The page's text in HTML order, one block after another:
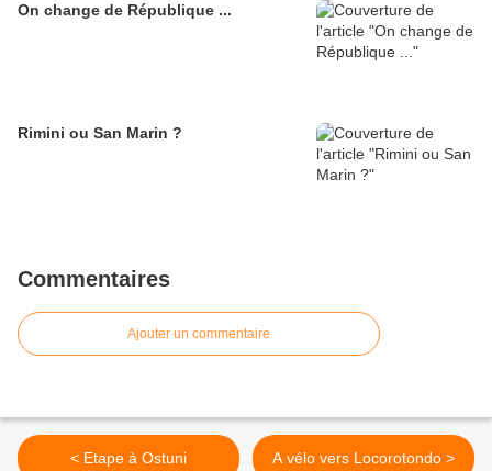
On change de République ...
Rimini ou San Marin ?
Commentaires
Ajouter un commentaire
< Etape à Ostuni A vélo vers Locorotondo >